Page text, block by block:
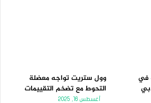
في
وول ستريت تواجه معضلة
التحوط مع تضخم التقييمات
أغسطس 16, 2025